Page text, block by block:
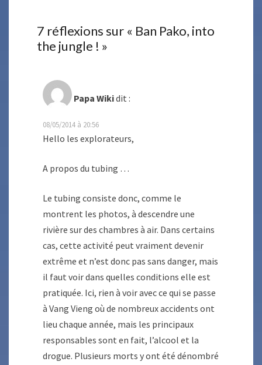
7 réflexions sur « Ban Pako, into
the jungle ! »
Papa Wikidit :
08/05/2014 à 20:56
Hello les explorateurs,
A propos du tubing …
Le tubing consiste donc, comme le
montrent les photos, à descendre une
rivière sur des chambres à air. Dans certains
cas, cette activité peut vraiment devenir
extrême et n’est donc pas sans danger, mais
il faut voir dans quelles conditions elle est
pratiquée. Ici, rien à voir avec ce qui se passe
à Vang Vieng où de nombreux accidents ont
lieu chaque année, mais les principaux
responsables sont en fait, l’alcool et la
drogue. Plusieurs morts y ont été dénombré